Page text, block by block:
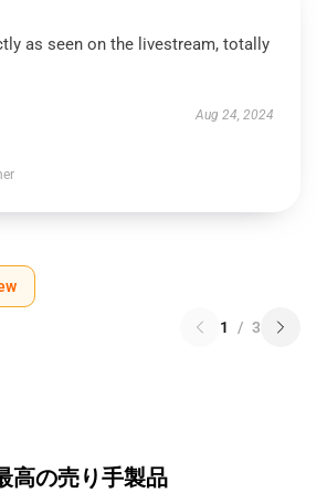
as seen on the livestream, totally
Aug 24, 2024
1 / 3
高の売り手製品